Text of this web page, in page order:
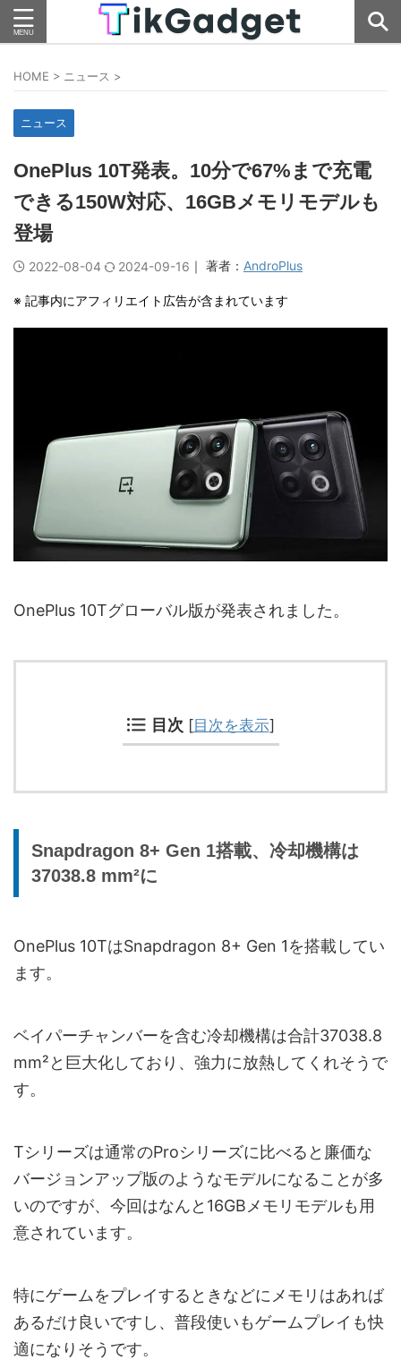
HOME > ニュース >
ニュース
OnePlus 10T発表。10分で67%まで充電
できる150W対応、16GBメモリモデルも
登場
2022-08-04 2024-09-16 ｜ 著者： AndroPlus
※ 記事内にアフィリエイト広告が含まれています
OnePlus 10Tグローバル版が発表されました。
目次 [目次を表示]
Snapdragon 8+ Gen 1搭載、冷却機構は
37038.8 mm²に
OnePlus 10TはSnapdragon 8+ Gen 1を搭載してい
ます。
ベイパーチャンバーを含む冷却機構は合計37038.8
mm²と巨大化しており、強力に放熱してくれそうで
す。
Tシリーズは通常のProシリーズに比べると廉価な
バージョンアップ版のようなモデルになることが多
いのですが、今回はなんと16GBメモリモデルも用
意されています。
特にゲームをプレイするときなどにメモリはあれば
あるだけ良いですし、普段使いもゲームプレイも快
適になりそうです。